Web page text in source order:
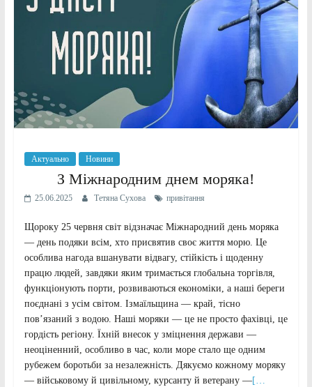
Актуально Новини
З Міжнародним днем моряка!
25.06.2025 Тетяна Сухова привітання
Щороку 25 червня світ відзначає Міжнародний день моряка
— день подяки всім, хто присвятив своє життя морю. Це
особлива нагода вшанувати відвагу, стійкість і щоденну
працю людей, завдяки яким тримається глобальна торгівля,
функціонують порти, розвиваються економіки, а наші береги
поєднані з усім світом. Ізмаїльщина — край, тісно
пов’язаний з водою. Наші моряки — це не просто фахівці, це
гордість регіону. Їхній внесок у зміцнення держави —
неоціненний, особливо в час, коли море стало ще одним
рубежем боротьби за незалежність. Дякуємо кожному моряку
— військовому й цивільному, курсанту й ветерану —[…